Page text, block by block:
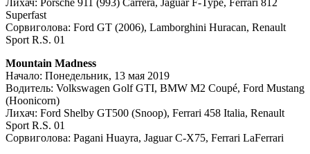
Superfast
Сорвиголова: Ford GT (2006), Lamborghini Huracan, Renault
Sport R.S. 01
Mountain Madness
Начало: Понедельник, 13 мая 2019
Водитель: Volkswagen Golf GTI, BMW M2 Coupé, Ford Mustang
(Hoonicorn)
Лихач: Ford Shelby GT500 (Snoop), Ferrari 458 Italia, Renault
Sport R.S. 01
Сорвиголова: Pagani Huayra, Jaguar C-X75, Ferrari LaFerrari